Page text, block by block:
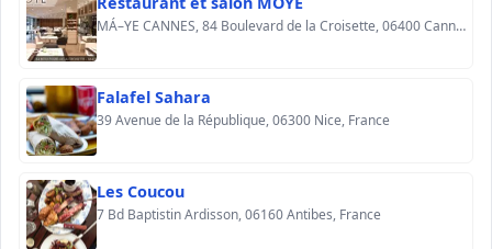
MÁ–YE CANNES, 84 Boulevard de la Croisette, 06400 Cannes, France
Falafel Sahara
39 Avenue de la République, 06300 Nice, France
Les Coucou
7 Bd Baptistin Ardisson, 06160 Antibes, France